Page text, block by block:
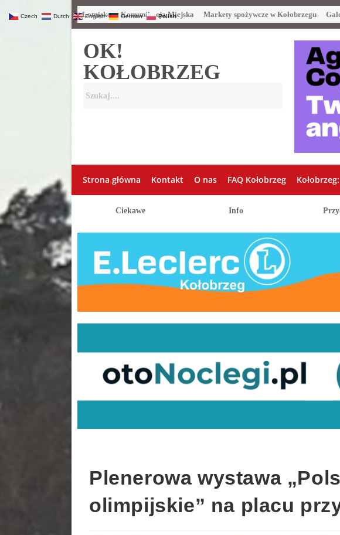
Lotnisko Komunikacja Miejska Markety spożywcze w Kołobrzegu
OK!
KOŁOBRZEG
Strona główna Kontakt O nas FAQ Kołobrzeg
Ciekawe Info
Plenerowa wystawa
olimpijskie” na placu
Czech Dutch English German Polish